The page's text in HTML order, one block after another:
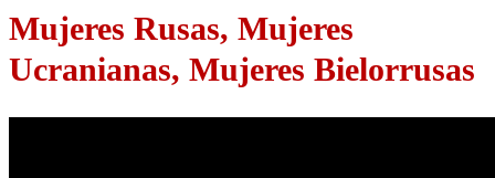
Mujeres Rusas, Mujeres
Ucranianas, Mujeres Bielorrusas